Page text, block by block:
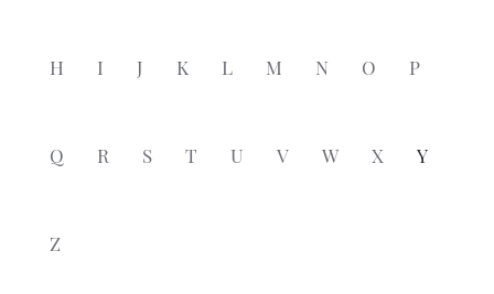
H I J K L M N O P
Q R S T U V W X Y
Z